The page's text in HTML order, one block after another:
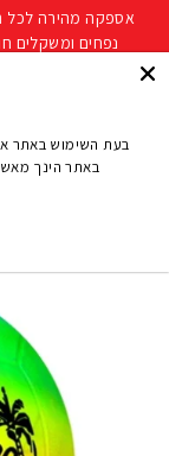
להמשך
נפחים ומשקלים
עמוד הבית/משחקים ופנאי
באתר הינך